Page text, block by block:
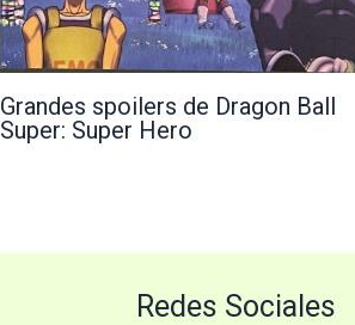
Grandes spoilers de Dragon Ball
Super: Super Hero
Redes Sociales